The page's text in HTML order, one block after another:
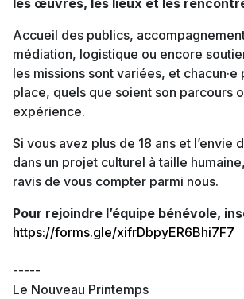
les œuvres, les lieux et les
Accueil des publics,
médiation, logistique ou encore
les missions sont variées, et
place, quels que soient son parcours
expérience.
Si vous avez plus de 18 ans et l’envie
dans un projet culturel à taille
ravis de vous compter parmi nous.
Pour rejoindre l’équipe bénévole,
https://forms.gle/xifrDbpyER6Bhi7F7
-----
Le Nouveau Printemps